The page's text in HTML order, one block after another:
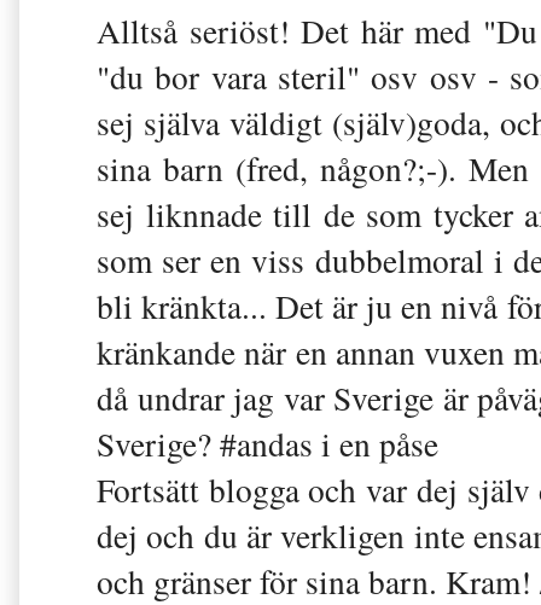
Alltså seriöst! Det här med
"du bor vara steril" osv osv -
sej själva väldigt (själv)goda,
sina barn (fred, någon?;-).
sej liknnade till de som tycker
som ser en viss dubbelmoral i
bli kränkta... Det är ju en nivå
kränkande när en annan vuxen
då undrar jag var Sverige är
Sverige? #andas i en påse
Fortsätt blogga och var dej
dej och du är verkligen inte
och gränser för sina barn.